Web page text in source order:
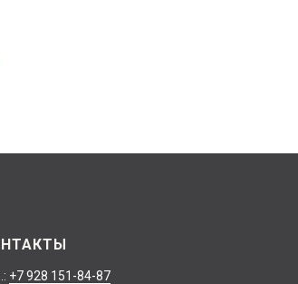
+7 928 151-84-87